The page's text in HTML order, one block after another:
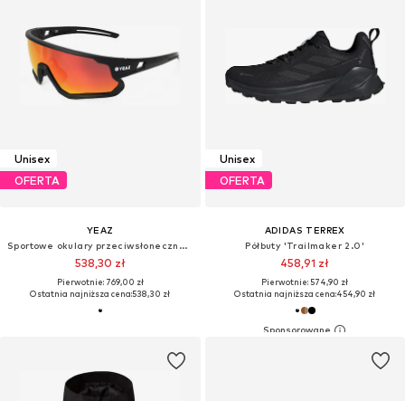
Unisex
OFERTA
YEAZ
Sportowe okulary przeciwsłoneczne 'Sunrise'
538,30 zł
Pierwotnie: 769,00 zł
Ostatnia najniższa cena:538,30 zł
Unisex
OFERTA
ADIDAS TERREX
Półbuty 'Trailmaker 2.0'
458,91 zł
Pierwotnie: 574,90 zł
Ostatnia najniższa cena:454,90 zł